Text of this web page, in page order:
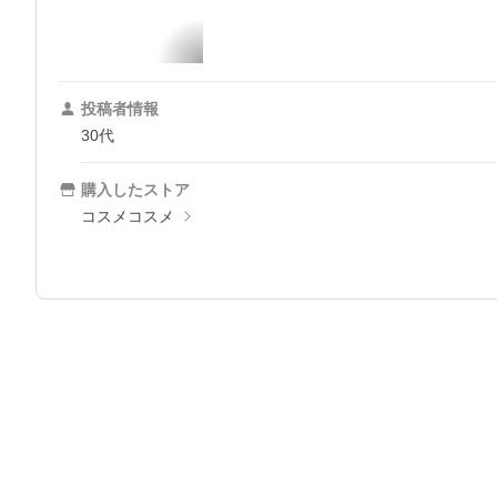
投稿者情報
30代
購入したストア
コスメコスメ